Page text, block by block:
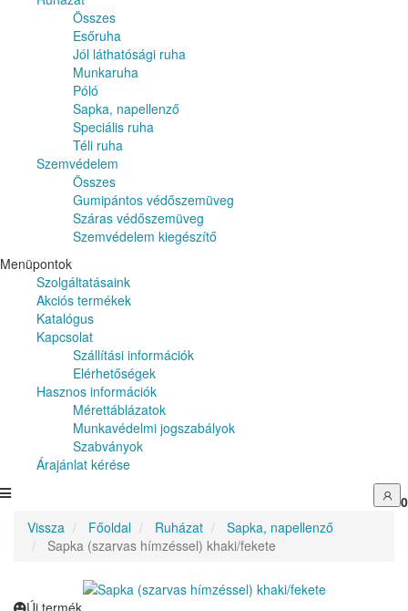
Összes
Esőruha
Jól láthatósági ruha
Munkaruha
Póló
Sapka, napellenző
Speciális ruha
Téli ruha
Szemvédelem
Összes
Gumipántos védőszemüveg
Száras védőszemüveg
Szemvédelem kiegészítő
Menüpontok
Szolgáltatásaink
Akciós termékek
Katalógus
Kapcsolat
Szállítási információk
Elérhetőségek
Hasznos információk
Mérettáblázatok
Munkavédelmi jogszabályok
Szabványok
Árajánlat kérése
0
Vissza
Főoldal Ruházat
Sapka, napellenző
Sapka (szarvas hímzéssel) khaki/fekete